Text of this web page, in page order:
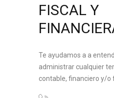
FISCAL Y
Te ayudamos a a
administrar cualquier
contable, financiero y/o